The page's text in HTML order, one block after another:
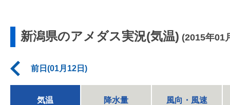
新潟県のアメダス実況(気温) (2015年01
前日(01月12日)
気温 降水量 風向・風速